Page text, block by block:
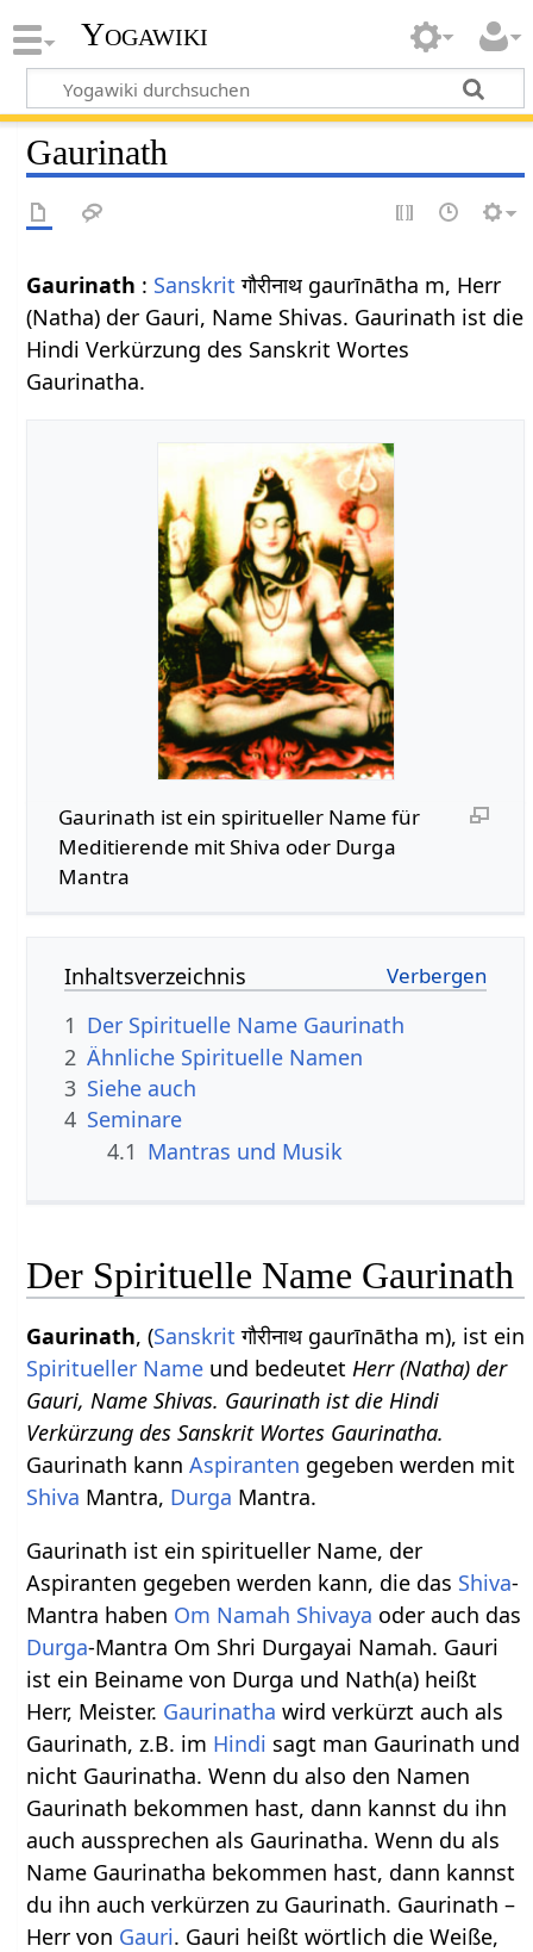
Yogawiki
Gaurinath
Gaurinath : Sanskrit गौरीनाथ gaurīnātha m, Herr
(Natha) der Gauri, Name Shivas. Gaurinath ist die
Hindi Verkürzung des Sanskrit Wortes
Gaurinatha.
Gaurinath ist ein spiritueller Name für
Meditierende mit Shiva oder Durga
Mantra
Inhaltsverzeichnis
1 Der Spirituelle Name Gaurinath
2 Ähnliche Spirituelle Namen
3 Siehe auch
4 Seminare
4.1 Mantras und Musik
Der Spirituelle Name Gaurinath
Gaurinath, (Sanskrit गौरीनाथ gaurīnātha m), ist ein
Spiritueller Name und bedeutetHerr (Natha) der
Gauri, Name Shivas. Gaurinath ist die Hindi
Verkürzung des Sanskrit Wortes Gaurinatha.
Gaurinath kannAspiranten gegeben werden mit
Shiva Mantra, Durga Mantra.
Gaurinath ist ein spiritueller Name, der
Aspiranten gegeben werden kann, die das Shiva-
Mantra haben Om Namah Shivaya oder auch das
Durga-Mantra Om Shri Durgayai Namah. Gauri
ist ein Beiname von Durga und Nath(a) heißt
Herr, Meister. Gaurinatha wird verkürzt auch als
Gaurinath, z.B. im Hindi sagt man Gaurinath und
nicht Gaurinatha. Wenn du also den Namen
Gaurinath bekommen hast, dann kannst du ihn
auch aussprechen als Gaurinatha. Wenn du als
Name Gaurinatha bekommen hast, dann kannst
du ihn auch verkürzen zu Gaurinath. Gaurinath –
Herr von Gauri. Gauri heißt wörtlich die Weiße,